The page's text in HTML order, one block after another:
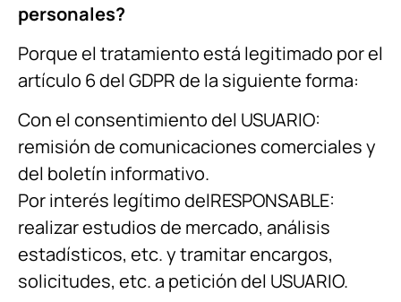
personales?
Porque el tratamiento está legitimado por el
artículo 6 del GDPR de la siguiente forma:
Con el consentimiento del USUARIO:
remisión de comunicaciones comerciales y
del boletín informativo.
Por interés legítimo delRESPONSABLE:
realizar estudios de mercado, análisis
estadísticos, etc. y tramitar encargos,
solicitudes, etc. a petición del USUARIO.